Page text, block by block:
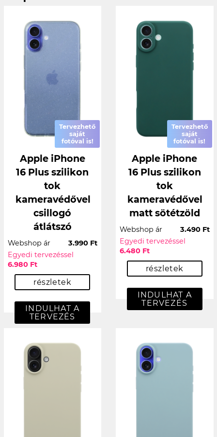
Tervezhető
saját
fotóval is!
Apple iPhone
16 Plus szilikon
tok
kameravédővel
csillogó
átlátszó
Webshop ár
3.990 Ft
Egyedi tervezéssel
6.980 Ft
részletek
INDULHAT A
TERVEZÉS
Tervezhető
saját
fotóval is!
Apple iPhone
16 Plus szilikon
tok
kameravédővel
matt sötétzöld
Webshop ár
3.490 Ft
Egyedi tervezéssel
6.480 Ft
részletek
INDULHAT A
TERVEZÉS